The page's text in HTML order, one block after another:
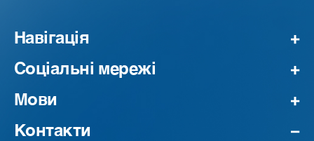
Навігація
Соціальні мережі
Мови
Контакти